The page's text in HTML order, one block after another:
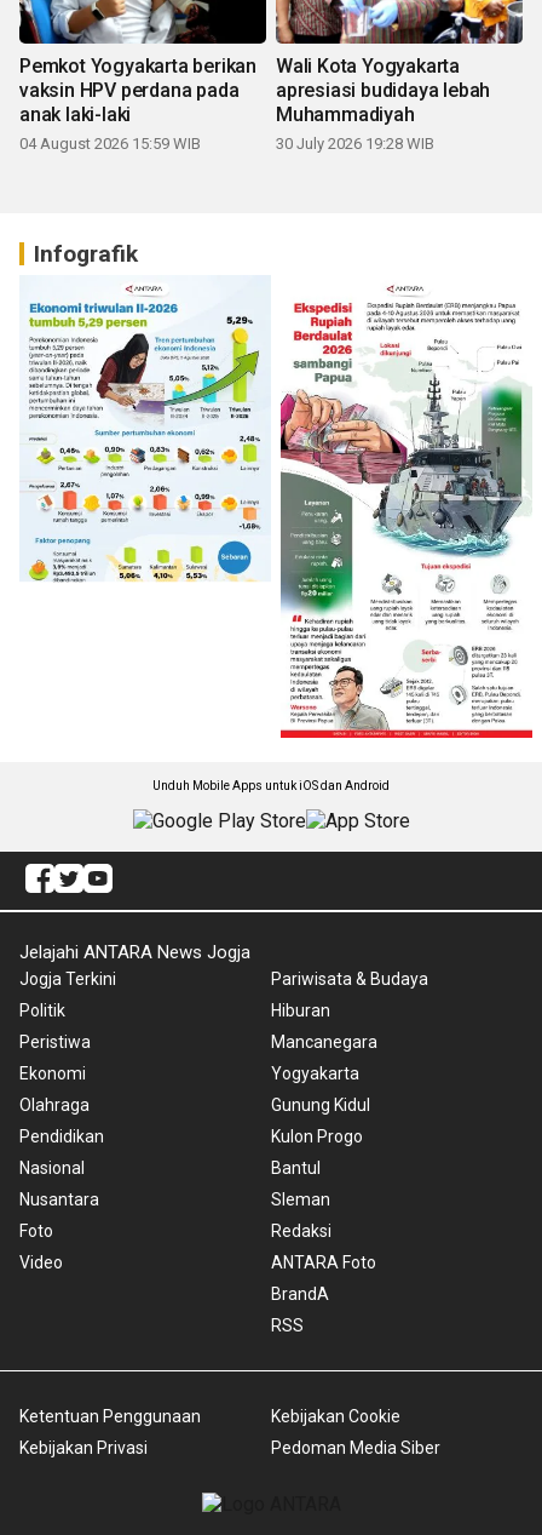
Pemkot Yogyakarta berikan
vaksin HPV perdana pada
anak laki-laki
04 August 2026 15:59 WIB
Wali Kota Yogyakarta
apresiasi budidaya lebah
Muhammadiyah
30 July 2026 19:28 WIB
Infografik
Unduh Mobile Apps untuk iOS dan Android
Jelajahi ANTARA News Jogja
Jogja Terkini
Politik
Peristiwa
Ekonomi
Olahraga
Pendidikan
Nasional
Nusantara
Foto
Video
Pariwisata & Budaya
Hiburan
Mancanegara
Yogyakarta
Gunung Kidul
Kulon Progo
Bantul
Sleman
Redaksi
ANTARA Foto
BrandA
RSS
Ketentuan Penggunaan
Kebijakan Privasi
Kebijakan Cookie
Pedoman Media Siber